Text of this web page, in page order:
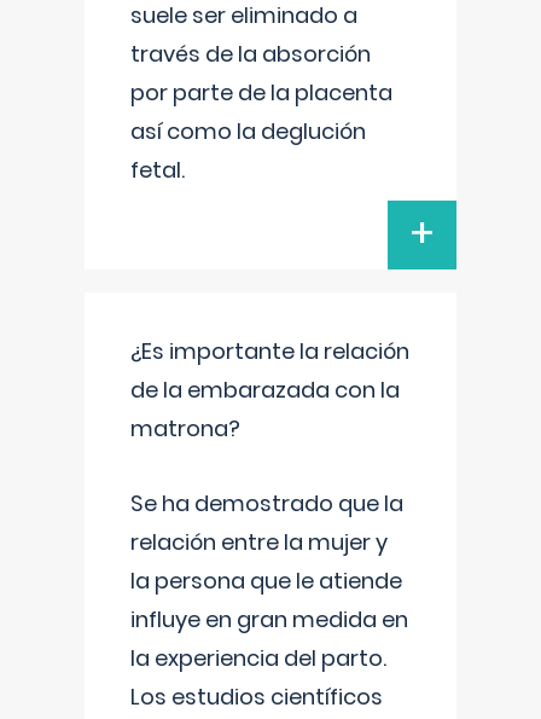
suele ser eliminado a
través de la absorción
por parte de la placenta
así como la deglución
fetal.
+
¿Es importante la relación
de la embarazada con la
matrona?
Se ha demostrado que la
relación entre la mujer y
la persona que le atiende
influye en gran medida en
la experiencia del parto.
Los estudios científicos